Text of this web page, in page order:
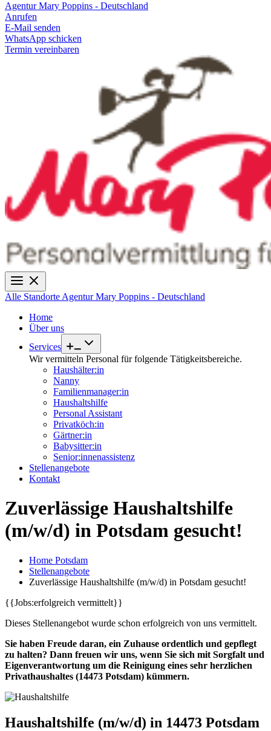
Agentur Mary Poppins - Deutschland
Anrufen
E-Mail senden
WhatsApp schicken
Termin vereinbaren
Alle Standorte Agentur Mary Poppins - Deutschland
Home
Über uns
Services
Wir vermitteln Personal für folgende Tätigkeitsbereiche.
Haushälter:in
Nanny
Familienmanager:in
Haushaltshilfe
Personal Assistant
Privatköch:in
Gärtner:in
Babysitter:in
Senior:innenassistenz
Stellenangebote
Kontakt
Zuverlässige Haushaltshilfe
(m/w/d) in Potsdam gesucht!
Home Potsdam
Stellenangebote
Zuverlässige Haushaltshilfe (m/w/d) in Potsdam gesucht!
{{Jobs:erfolgreich vermittelt}}
Dieses Stellenangebot wurde schon erfolgreich von uns vermittelt.
Sie haben Freude daran, ein Zuhause ordentlich und gepflegt
zu halten? Dann freuen wir uns, wenn Sie sich mit Sorgfalt und
Eigenverantwortung um die Reinigung eines sehr herzlichen
Privathaushaltes (14473 Potsdam) kümmern.
Haushaltshilfe (m/w/d) in 14473 Potsdam